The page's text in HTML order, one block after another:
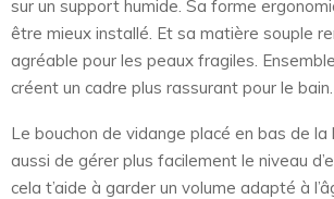
sur un support humide. Sa forme
être mieux installé. Et sa matière souple
agréable pour les peaux fragiles.
créent un cadre plus rassurant pour le bain.
Le bouchon de vidange placé en bas de
aussi de gérer plus facilement le niveau
cela t’aide à garder un volume adapté à